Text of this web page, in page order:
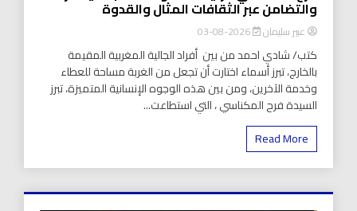
والتضامن عبر الثقافات المثال والقدوة
عبير سليمان 2026-08-03
كتب/ شادي احمد من بين أفراد الجالية المغربية المقيمة
بالخارج، تبرز أسماء اختارت أن تجعل من الغربة مساحة للعطاء
وخدمة الآخرين، ومن بين هذه الوجوه الإنسانية المتميزة، تبرز
السيدة فرح المكناسي ، التي استطاعت...
Read More